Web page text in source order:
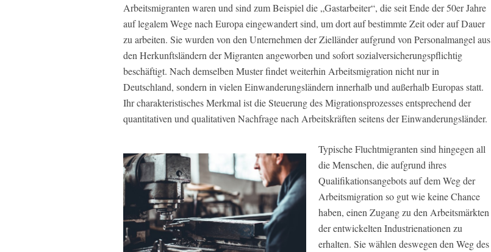
Arbeitsmigranten waren und sind zum Beispiel die „Gastarbeiter“, die seit Ende der 50er Jahre
auf legalem Wege nach Europa eingewandert sind, um dort auf bestimmte Zeit oder auf Dauer
zu arbeiten. Sie wurden von den Unternehmen der Zielländer aufgrund von Personalmangel aus
den Herkunftsländern der Migranten angeworben und sofort sozialversicherungspflichtig
beschäftigt. Nach demselben Muster findet weiterhin Arbeitsmigration nicht nur in
Deutschland, sondern in vielen Einwanderungsländern innerhalb und außerhalb Europas statt.
Ihr charakteristisches Merkmal ist die Steuerung des Migrationsprozesses entsprechend der
quantitativen und qualitativen Nachfrage nach Arbeitskräften seitens der Einwanderungsländer.
Typische Fluchtmigranten sind hingegen all
die Menschen, die aufgrund ihres
Qualifikationsangebots auf dem Weg der
Arbeitsmigration so gut wie keine Chance
haben, einen Zugang zu den Arbeitsmärkten
der entwickelten Industrienationen zu
erhalten. Sie wählen deswegen den Weg des